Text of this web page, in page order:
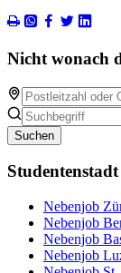
Nicht wonach
Suchen
Studentenstadt
Nebenjob
Nebenjob
Nebenjob
Nebenjob